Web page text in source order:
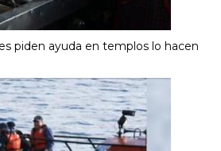
piden ayuda en templos lo hacen